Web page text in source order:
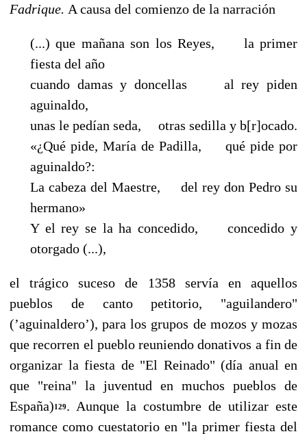
Fadrique. A causa del comienzo de la narración
(...) que mañana son los Reyes, la primer
fiesta del año
cuando damas y doncellas al rey piden
aguinaldo,
unas le pedían seda, otras sedilla y b[r]ocado.
«¿Qué pide, María de Padilla, qué pide por
aguinaldo?:
La cabeza del Maestre, del rey don Pedro su
hermano»
Y el rey se la ha concedido, concedido y
otorgado (...),
el trágico suceso de 1358 servía en aquellos
pueblos de canto petitorio, "aguilandero"
(’aguinaldero’), para los grupos de mozos y mozas
que recorren el pueblo reuniendo donativos a fin de
organizar la fiesta de "El Reinado" (día anual en
que "reina" la juventud en muchos pueblos de
España)129. Aunque la costumbre de utilizar este
romance como cuestatorio en "la primer fies­ta del